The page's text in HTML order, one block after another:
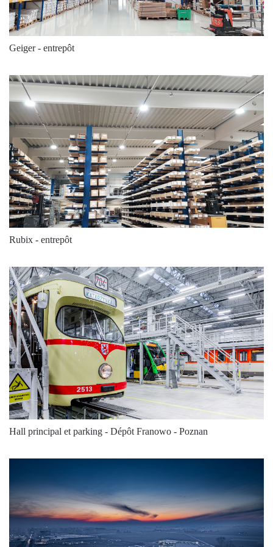
126 4000 21950
126
4000 22700
4000 22700
126 4000 22700
141 4000 22250
141 4000 22250
141 4000 22250
141
141 4000 23000
146 4000 24800
146 4000 24800
5700 24800
146 5700 24800
146 4000
146 4000
146 4000 25500
146 4000 25500
146 4000 25500
Geiger - entrepôt
Rubix - entrepôt
Hall principal et parking - Dépôt Franowo - Poznan